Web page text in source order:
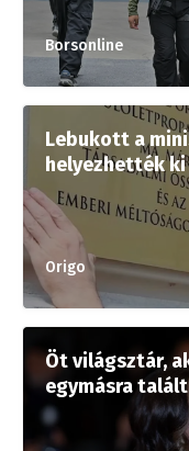
Borsonline
Lebukott a
helyezhették
Origo
Öt világsztár,
egymásra